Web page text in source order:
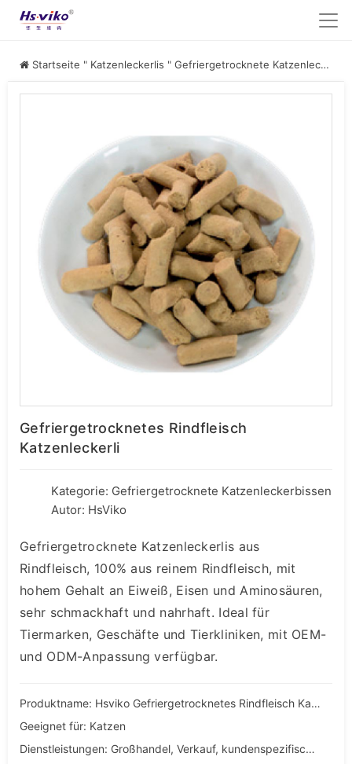
Startseite " Katzenleckerlis " Gefriergetrocknete Katzenleckerbissen
Gefriergetrocknetes Rindfleisch
Katzenleckerli
Kategorie: Gefriergetrocknete Katzenleckerbissen
Autor: HsViko
Gefriergetrocknete Katzenleckerlis aus
Rindfleisch, 100% aus reinem Rindfleisch, mit
hohem Gehalt an Eiweiß, Eisen und Aminosäuren,
sehr schmackhaft und nahrhaft. Ideal für
Tiermarken, Geschäfte und Tierkliniken, mit OEM-
und ODM-Anpassung verfügbar.
Produktname: Hsviko Gefriergetrocknetes Rindfleisch Katzenleckerli
Geeignet für: Katzen
Dienstleistungen: Großhandel, Verkauf, kundenspezifische, OEM- und ODM-Dienstleistungen